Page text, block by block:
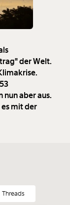
der Welt.
aber aus.
es mit der
Threads